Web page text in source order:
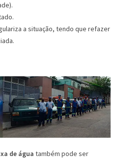
a situação, tendo que refazer
de água também pode ser